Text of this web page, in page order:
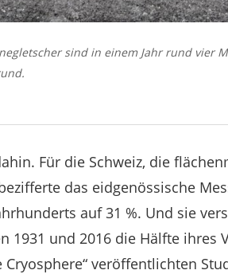
sind in einem Jahr rund vier
Für die Schweiz, die
das eidgenössische
auf 31 %. Und sie
1931 und 2016 die Hälfte ihres
veröffentlichten